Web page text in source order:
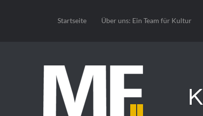
Startseite Über uns: Ein Team für Kultur